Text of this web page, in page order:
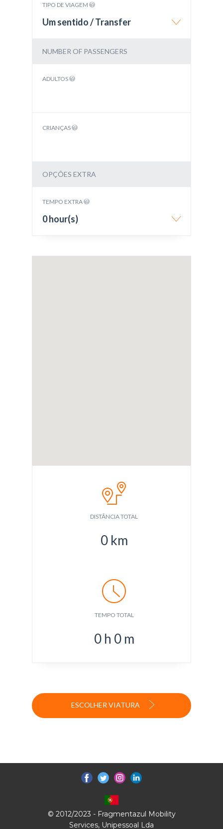
TIPO DE VIAGEM
Um sentido / Transfer
NUMBER OF PASSENGERS
ADULTOS
CRIANÇAS
OPÇÕES EXTRA
TEMPO EXTRA
0 hour(s)
DISTÂNCIA TOTAL
0 km
TEMPO TOTAL
0 h 0 m
ESCOLHER VIATURA
© 2012/2023 - Fragmentazul Mobility
Services, Unipessoal Lda